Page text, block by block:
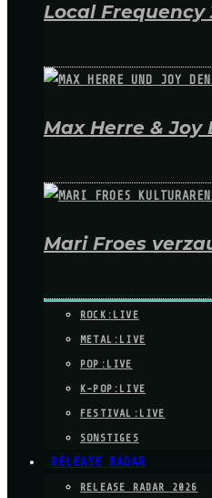
Local
Max Herre &
Mari Froes
ROCK:LIVE
METAL:LIVE
POP:LIVE
K-POP:LIVE
FESTIVAL:LIVE
SONSTIGES
RELEASE RADAR
RELEASE RADAR 2026